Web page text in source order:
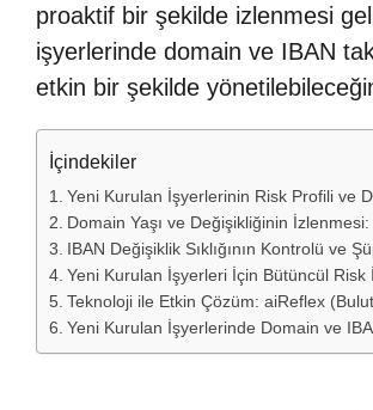
proaktif bir şekilde izlenmesi
işyerlerinde domain ve IBAN
etkin bir şekilde
İçindekiler
Yeni Kurulan İşyerlerinin Risk Profili ve
Domain Yaşı ve Değişikliğinin
IBAN Değişiklik Sıklığının Kontrolü ve
Yeni Kurulan İşyerleri İçin Bütüncül Risk
Teknoloji ile Etkin Çözüm: aiReflex
Yeni Kurulan İşyerlerinde Domain ve